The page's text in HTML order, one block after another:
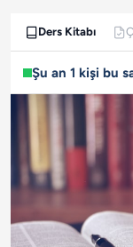
Ders Kitabı
Şu an 1 kişi bu